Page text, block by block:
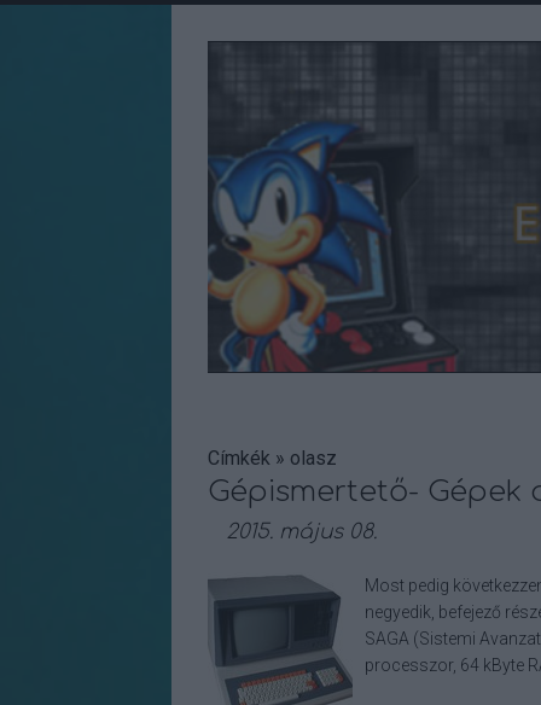
Címkék » olasz
Gépismertető- Gépek
2015. május 08.
Most pedig
negyedik, befejező
SAGA (Sistemi
processzor, 64 kByte